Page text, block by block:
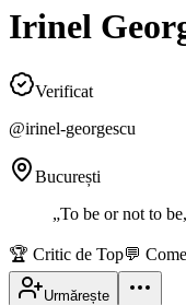
Irinel
Verificat
@irinel-georgescu
București
„To be or not to
🏆 Critic de Top💬
Urmărește